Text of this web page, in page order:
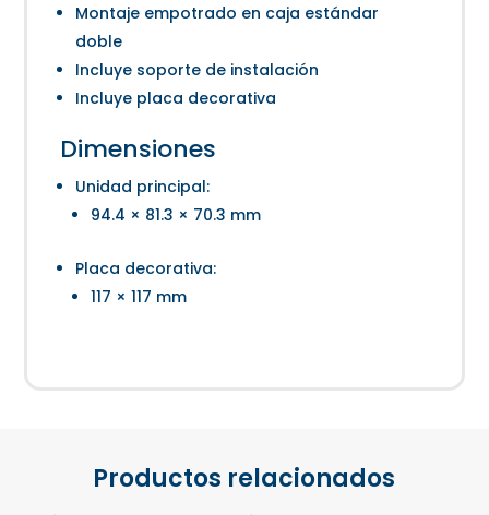
Montaje empotrado en caja estándar
doble
Incluye soporte de instalación
Incluye placa decorativa
Dimensiones
Unidad principal:
94.4 × 81.3 × 70.3 mm
Placa decorativa:
117 × 117 mm
Productos relacionados